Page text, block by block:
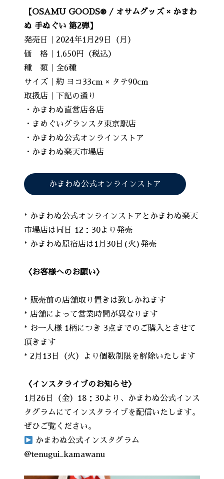
【OSAMU GOODS® / オサムグッズ × かまわ
ぬ 手ぬぐい 第2弾】
発売日｜2024年1月29日（月）
価 格｜1,650円（税込）
種 類｜全6種
サイズ｜約 ヨコ33cm × タテ90cm
取扱店｜下記の通り
・かまわぬ直営店各店
・まめぐいグランスタ東京駅店
・かまわぬ公式オンラインストア
・かまわぬ楽天市場店
かまわぬ公式オンラインストア
* かまわぬ公式オンラインストアとかまわぬ楽天
市場店は同日 12：30より発売
* かまわぬ原宿店は1月30日(火)発売
〈お客様へのお願い〉
* 販売前の店舗取り置きは致しかねます
* 店舗によって営業時間が異なります
* お一人様 1柄につき 3点までのご購入とさせて
頂きます
* 2月13日（火）より個数制限を解除いたします
〈インスタライブのお知らせ〉
1月26日（金）18：30より、かまわぬ公式インス
タグラムにてインスタライブを配信いたします。
ぜひご覧ください。
かまわぬ公式インスタグラム
@tenugui_kamawanu